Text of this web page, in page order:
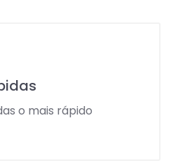
o mais rápido